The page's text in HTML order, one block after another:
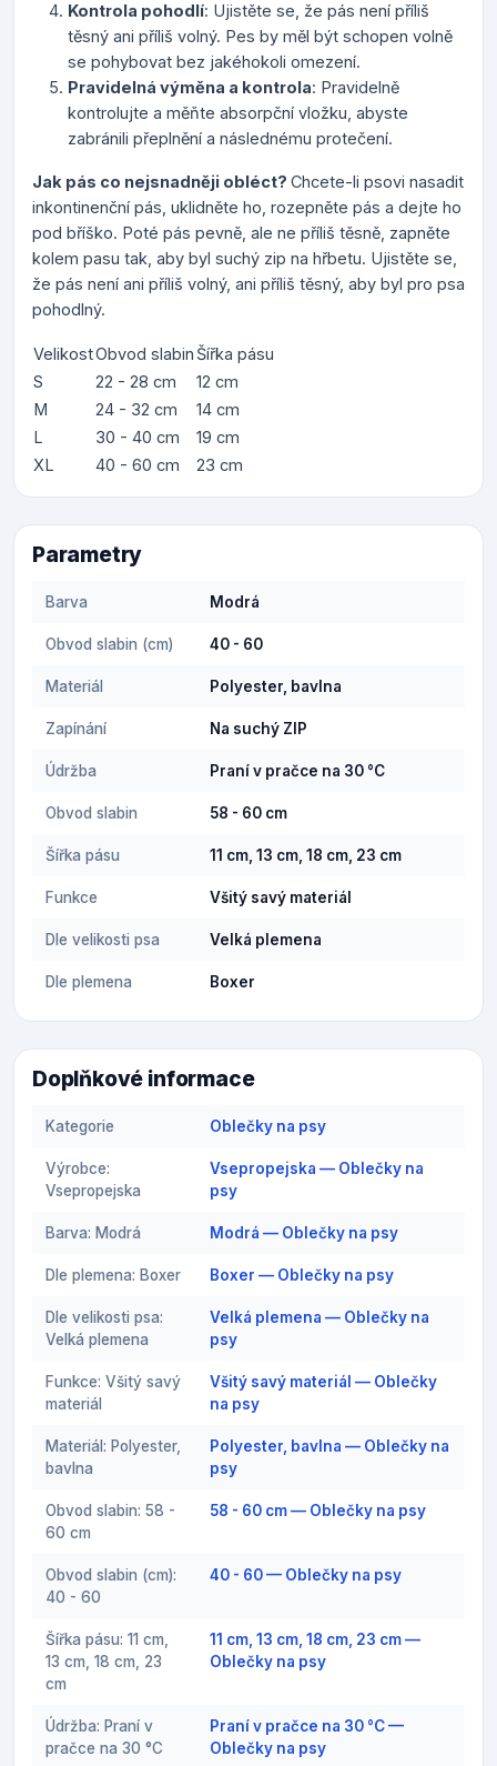
Kontrola pohodlí: Ujistěte se, že pás není příliš
těsný ani příliš volný. Pes by měl být schopen volně
se pohybovat bez jakéhokoli omezení.
Pravidelná výměna a kontrola: Pravidelně
kontrolujte a měňte absorpční vložku, abyste
zabránili přeplnění a následnému protečení.
Jak pás co nejsnadněji obléct? Chcete-li psovi nasadit
inkontinenční pás, uklidněte ho, rozepněte pás a dejte ho
pod bříško. Poté pás pevně, ale ne příliš těsně, zapněte
kolem pasu tak, aby byl suchý zip na hřbetu. Ujistěte se,
že pás není ani příliš volný, ani příliš těsný, aby byl pro psa
pohodlný.
VelikostObvod slabin Šířka pásu
S
22 - 28 cm
12 cm
M
24 - 32 cm
14 cm
L
30 - 40 cm
19 cm
XL
40 - 60 cm 23 cm
Parametry
Barva Modrá
Obvod slabin (cm) 40 - 60
Materiál Polyester, bavlna
Zapínání Na suchý ZIP
Údržba Praní v pračce na 30 °C
Obvod slabin 58 - 60 cm
Šířka pásu 11 cm, 13 cm, 18 cm, 23 cm
Funkce Všitý savý materiál
Dle velikosti psa Velká plemena
Dle plemena Boxer
Doplňkové informace
Kategorie Oblečky na psy
Výrobce:
Vsepropejska
Vsepropejska — Oblečky na
psy
Barva: Modrá Modrá — Oblečky na psy
Dle plemena: Boxer Boxer — Oblečky na psy
Dle velikosti psa:
Velká plemena
Velká plemena — Oblečky na
psy
Funkce: Všitý savý
materiál
Všitý savý materiál — Oblečky
na psy
Materiál: Polyester,
bavlna
Polyester, bavlna — Oblečky na
psy
Obvod slabin: 58 -
60 cm
58 - 60 cm — Oblečky na psy
Obvod slabin (cm):
40 - 60
40 - 60 — Oblečky na psy
Šířka pásu: 11 cm,
13 cm, 18 cm, 23
cm
11 cm, 13 cm, 18 cm, 23 cm —
Oblečky na psy
Údržba: Praní v
pračce na 30 °C
Praní v pračce na 30 °C —
Oblečky na psy